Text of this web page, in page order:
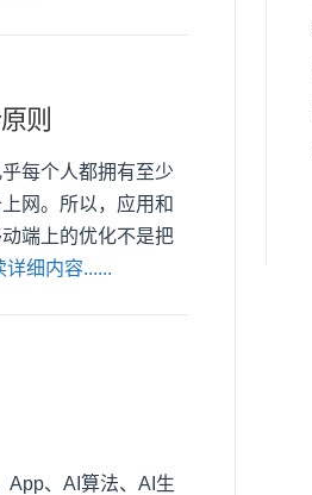
则
每个人都拥有至少
网。所以，应用和
端上的优化不是把
详细内容......
App、AI算法、AI生